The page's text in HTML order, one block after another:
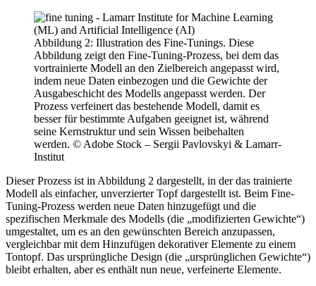
Abbildung 2: Illustration des Fine-Tunings. Diese
Abbildung zeigt den Fine-Tuning-Prozess, bei dem das
vortrainierte Modell an den Zielbereich angepasst wird,
indem neue Daten einbezogen und die Gewichte der
Ausgabeschicht des Modells angepasst werden. Der
Prozess verfeinert das bestehende Modell, damit es
besser für bestimmte Aufgaben geeignet ist, während
seine Kernstruktur und sein Wissen beibehalten
werden. © Adobe Stock – Sergii Pavlovskyi & Lamarr-
Institut
Dieser Prozess ist in Abbildung 2 dargestellt, in der das trainierte
Modell als einfacher, unverzierter Topf dargestellt ist. Beim Fine-
Tuning-Prozess werden neue Daten hinzugefügt und die
spezifischen Merkmale des Modells (die „modifizierten Gewichte“)
umgestaltet, um es an den gewünschten Bereich anzupassen,
vergleichbar mit dem Hinzufügen dekorativer Elemente zu einem
Tontopf. Das ursprüngliche Design (die „ursprünglichen Gewichte“)
bleibt erhalten, aber es enthält nun neue, verfeinerte Elemente.